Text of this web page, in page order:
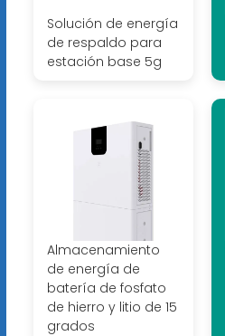
Solución de energía
de respaldo para
estación base 5g
Almacenamiento
de energía de
batería de fosfato
de hierro y litio de 15
grados